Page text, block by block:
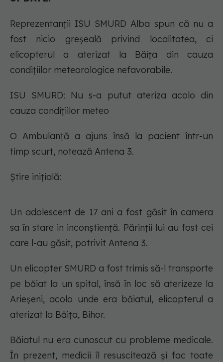
Reprezentanţii ISU SMURD Alba spun că nu a
fost nicio greşeală privind localitatea, ci
elicopterul a aterizat la Băiţa din cauza
condiţiilor meteorologice nefavorabile.
ISU SMURD: Nu s-a putut ateriza acolo din
cauza condiţiilor meteo
O Ambulanţă a ajuns însă la pacient într-un
timp scurt, notează Antena 3.
Știre inițială:
Un adolescent de 17 ani a fost găsit în camera
sa în stare in inconștiență. Părinții lui au fost cei
care l-au găsit, potrivit Antena 3.
Un elicopter SMURD a fost trimis să-l transporte
pe băiat la un spital, însă în loc să aterizeze la
Arieșeni, acolo unde era băiatul, elicopterul a
aterizat la Băița, Bihor.
Băiatul nu era cunoscut cu probleme medicale.
În prezent, medicii îl resuscitează şi fac toate